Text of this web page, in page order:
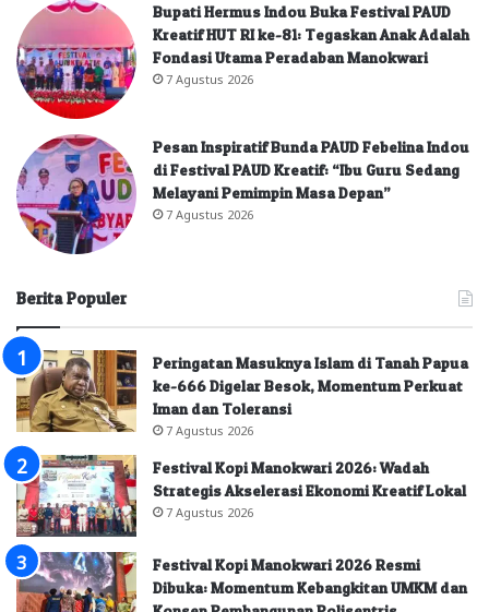
Bupati Hermus Indou Buka Festival PAUD
Kreatif HUT RI ke-81: Tegaskan Anak Adalah
Fondasi Utama Peradaban Manokwari
7 Agustus 2026
Pesan Inspiratif Bunda PAUD Febelina Indou
di Festival PAUD Kreatif: “Ibu Guru Sedang
Melayani Pemimpin Masa Depan”
7 Agustus 2026
Berita Populer
Peringatan Masuknya Islam di Tanah Papua
ke-666 Digelar Besok, Momentum Perkuat
Iman dan Toleransi
7 Agustus 2026
Festival Kopi Manokwari 2026: Wadah
Strategis Akselerasi Ekonomi Kreatif Lokal
7 Agustus 2026
Festival Kopi Manokwari 2026 Resmi
Dibuka: Momentum Kebangkitan UMKM dan